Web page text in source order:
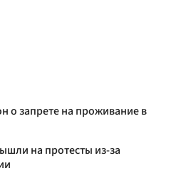
о запрете на проживание в
на протесты из-за